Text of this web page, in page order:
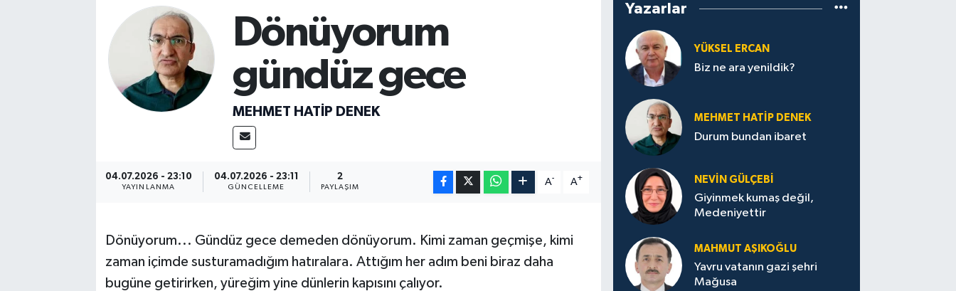
Dönüyorum
gündüz gece
MEHMET HATİP DENEK
04.07.2026 - 23:10
YAYINLANMA
04.07.2026 - 23:11
GÜNCELLEME
2
PAYLAŞIM
A- A+
Dönüyorum... Gündüz gece demeden dönüyorum. Kimi zaman geçmişe, kimi
zaman içimde susturamadığım hatıralara. Attığım her adım beni biraz daha
bugüne getirirken, yüreğim yine dünlerin kapısını çalıyor.
Yazarlar
YÜKSEL ERCAN
Biz ne ara yenildik?
MEHMET HATİP DENEK
Durum bundan ibaret
NEVİN GÜLÇEBİ
Giyinmek kumaş değil,
Medeniyettir
MAHMUT AŞIKOĞLU
Yavru vatanın gazi şehri
Mağusa